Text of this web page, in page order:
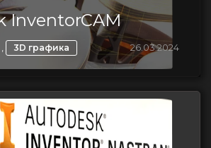
InventorCAM
, 3D графика 26.03.2024